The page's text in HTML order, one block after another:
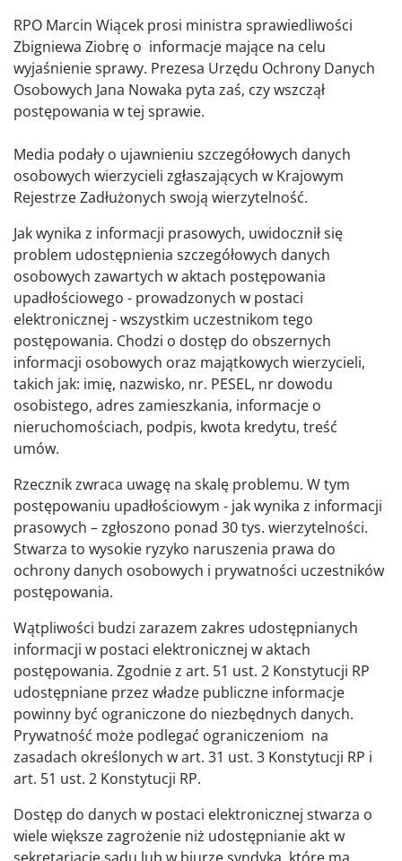
RPO Marcin Wiącek prosi ministra sprawiedliwości
Zbigniewa Ziobrę o informacje mające na celu
wyjaśnienie sprawy. Prezesa Urzędu Ochrony Danych
Osobowych Jana Nowaka pyta zaś, czy wszczął
postępowania w tej sprawie.
Media podały o ujawnieniu szczegółowych danych
osobowych wierzycieli zgłaszających w Krajowym
Rejestrze Zadłużonych swoją wierzytelność.
Jak wynika z informacji prasowych, uwidocznił się
problem udostępnienia szczegółowych danych
osobowych zawartych w aktach postępowania
upadłościowego - prowadzonych w postaci
elektronicznej - wszystkim uczestnikom tego
postępowania. Chodzi o dostęp do obszernych
informacji osobowych oraz majątkowych wierzycieli,
takich jak: imię, nazwisko, nr. PESEL, nr dowodu
osobistego, adres zamieszkania, informacje o
nieruchomościach, podpis, kwota kredytu, treść
umów.
Rzecznik zwraca uwagę na skalę problemu. W tym
postępowaniu upadłościowym - jak wynika z informacji
prasowych – zgłoszono ponad 30 tys. wierzytelności.
Stwarza to wysokie ryzyko naruszenia prawa do
ochrony danych osobowych i prywatności uczestników
postępowania.
Wątpliwości budzi zarazem zakres udostępnianych
informacji w postaci elektronicznej w aktach
postępowania. Zgodnie z art. 51 ust. 2 Konstytucji RP
udostępniane przez władze publiczne informacje
powinny być ograniczone do niezbędnych danych.
Prywatność może podlegać ograniczeniom na
zasadach określonych w art. 31 ust. 3 Konstytucji RP i
art. 51 ust. 2 Konstytucji RP.
Dostęp do danych w postaci elektronicznej stwarza o
wiele większe zagrożenie niż udostępnianie akt w